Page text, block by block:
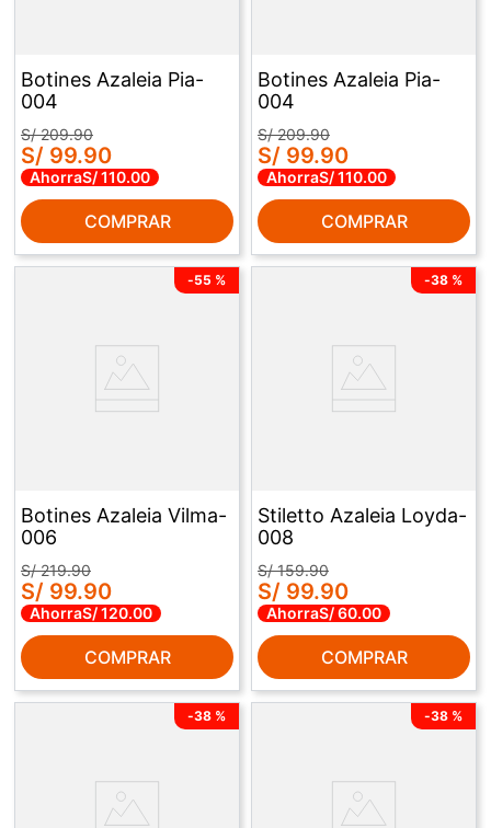
Botines Azaleia Pia-
004
S/ 209.90
S/ 99.90
AhorraS/110.00
COMPRAR
Botines Azaleia Pia-
004
S/ 209.90
S/ 99.90
AhorraS/110.00
COMPRAR
-55 %
Botines Azaleia Vilma-
006
S/ 219.90
S/ 99.90
AhorraS/120.00
COMPRAR
-38 %
Stiletto Azaleia Loyda-
008
S/ 159.90
S/ 99.90
AhorraS/60.00
COMPRAR
-38 % -38 %